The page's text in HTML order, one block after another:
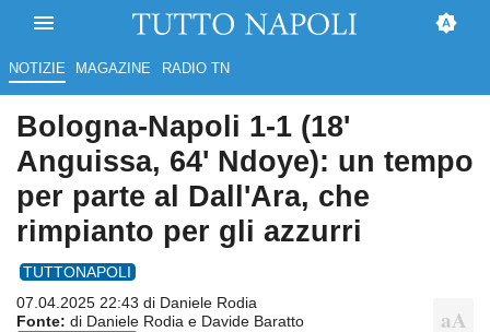
NOTIZIE MAGAZINE RADIO TN
Bologna-Napoli 1-1 (18'
Anguissa, 64' Ndoye): un tempo
per parte al Dall'Ara, che
rimpianto per gli azzurri
TUTTONAPOLI
07.04.2025 22:43 di Daniele Rodia
Fonte: di Daniele Rodia e Davide Baratto